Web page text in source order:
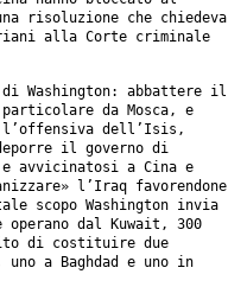
risoluzione che chiedeva
alla Corte criminale
Washington: abbattere il
particolare da Mosca, e
dell’Isis,
il governo di
avvicinatosi a Cina e
l’Iraq favorendone
scopo Washington invia
dal Kuwait, 300
di costituire due
a Baghdad e uno in